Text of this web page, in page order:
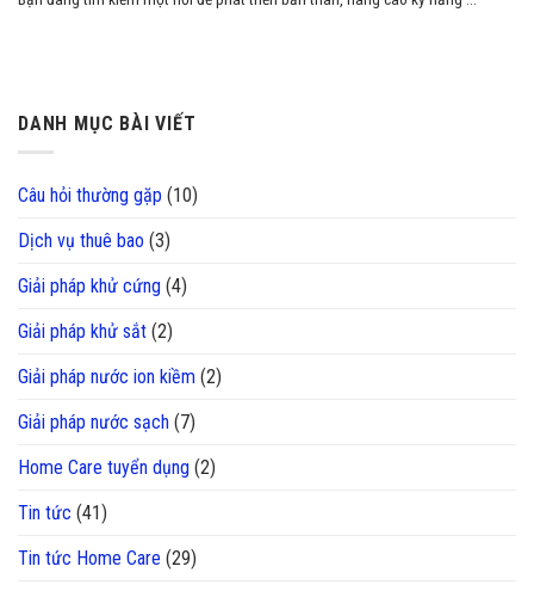
DANH MỤC BÀI VIẾT
Câu hỏi thường gặp (10)
Dịch vụ thuê bao (3)
Giải pháp khử cứng (4)
Giải pháp khử sắt (2)
Giải pháp nước ion kiềm (2)
Giải pháp nước sạch (7)
Home Care tuyển dụng (2)
Tin tức (41)
Tin tức Home Care (29)